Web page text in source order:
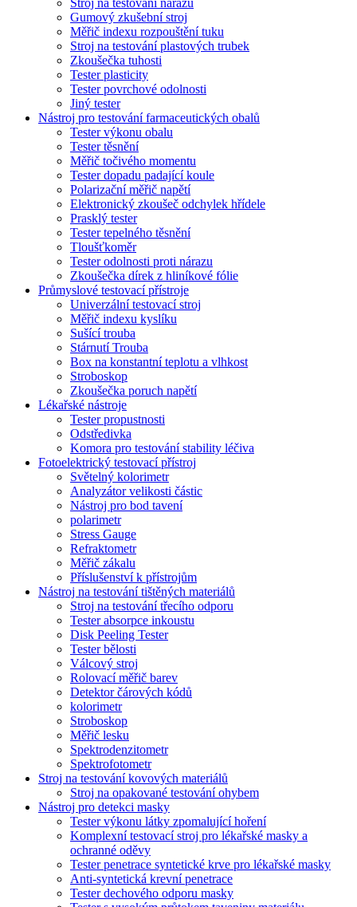
Gumový zkušební stroj
Měřič indexu rozpouštění tuku
Stroj na testování plastových trubek
Zkoušečka tuhosti
Tester plasticity
Tester povrchové odolnosti
Jiný tester
Nástroj pro testování farmaceutických obalů
Tester výkonu obalu
Tester těsnění
Měřič točivého momentu
Tester dopadu padající koule
Polarizační měřič napětí
Elektronický zkoušeč odchylek hřídele
Prasklý tester
Tester tepelného těsnění
Tloušťkoměr
Tester odolnosti proti nárazu
Zkoušečka dírek z hliníkové fólie
Průmyslové testovací přístroje
Univerzální testovací stroj
Měřič indexu kyslíku
Sušící trouba
Stárnutí Trouba
Box na konstantní teplotu a vlhkost
Stroboskop
Zkoušečka poruch napětí
Lékařské nástroje
Tester propustnosti
Odstředivka
Komora pro testování stability léčiva
Fotoelektrický testovací přístroj
Světelný kolorimetr
Analyzátor velikosti částic
Nástroj pro bod tavení
polarimetr
Stress Gauge
Refraktometr
Měřič zákalu
Příslušenství k přístrojům
Nástroj na testování tištěných materiálů
Stroj na testování třecího odporu
Tester absorpce inkoustu
Disk Peeling Tester
Tester bělosti
Válcový stroj
Rolovací měřič barev
Detektor čárových kódů
kolorimetr
Stroboskop
Měřič lesku
Spektrodenzitometr
Spektrofotometr
Stroj na testování kovových materiálů
Stroj na opakované testování ohybem
Nástroj pro detekci masky
Tester výkonu látky zpomalující hoření
Komplexní testovací stroj pro lékařské masky a
ochranné oděvy
Tester penetrace syntetické krve pro lékařské masky
Anti-syntetická krevní penetrace
Tester dechového odporu masky